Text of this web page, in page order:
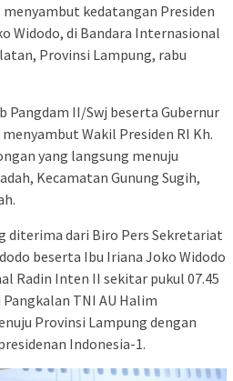
menyambut kedatangan Presiden
Widodo, di Bandara Internasional
Provinsi Lampung, rabu
Pangdam II/Swj beserta Gubernur
Wakil Presiden RI Kh.
yang langsung menuju
Kecamatan Gunung Sugih,
diterima dari Biro Pers Sekretariat
beserta Ibu Iriana Joko Widodo
Radin Inten II sekitar pukul 07.45
TNI AU Halim
Provinsi Lampung dengan
Indonesia-1.